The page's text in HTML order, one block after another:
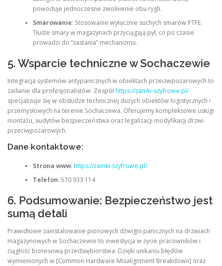
powoduje jednoczesne zwolnienie obu rygli.
Smarowanie: Stosowanie wyłącznie suchych smarów PTFE.
Tłuste smary w magazynach przyciągają pył, co po czasie
prowadzi do “zastania” mechanizmu.
5. Wsparcie techniczne w Sochaczewie
Integracja systemów antypanicznych w obiektach przeciwpożarowych to
zadanie dla profesjonalistów. Zespółhttps://zamki-szyfrowe.pl/
specjalizuje się w obsłudze technicznej dużych obiektów logistycznych i
przemysłowych na terenie Sochaczewa. Oferujemy kompleksowe usługi
montażu, audytów bezpieczeństwa oraz legalizacji modyfikacji drzwi
przeciwpożarowych.
Dane kontaktowe:
Strona www: https://zamki-szyfrowe.pl/
Telefon: 570 933 114
6. Podsumowanie: Bezpieczeństwo jest
sumą detali
Prawidłowe zainstalowanie pionowych dźwigni panicznych na drzwiach
magazynowych w Sochaczewie to inwestycja w życie pracowników i
ciągłość biznesową przedsiębiorstwa. Dzięki unikaniu błędów
wymienionych w [Common Hardware Misalignment Breakdown] oraz